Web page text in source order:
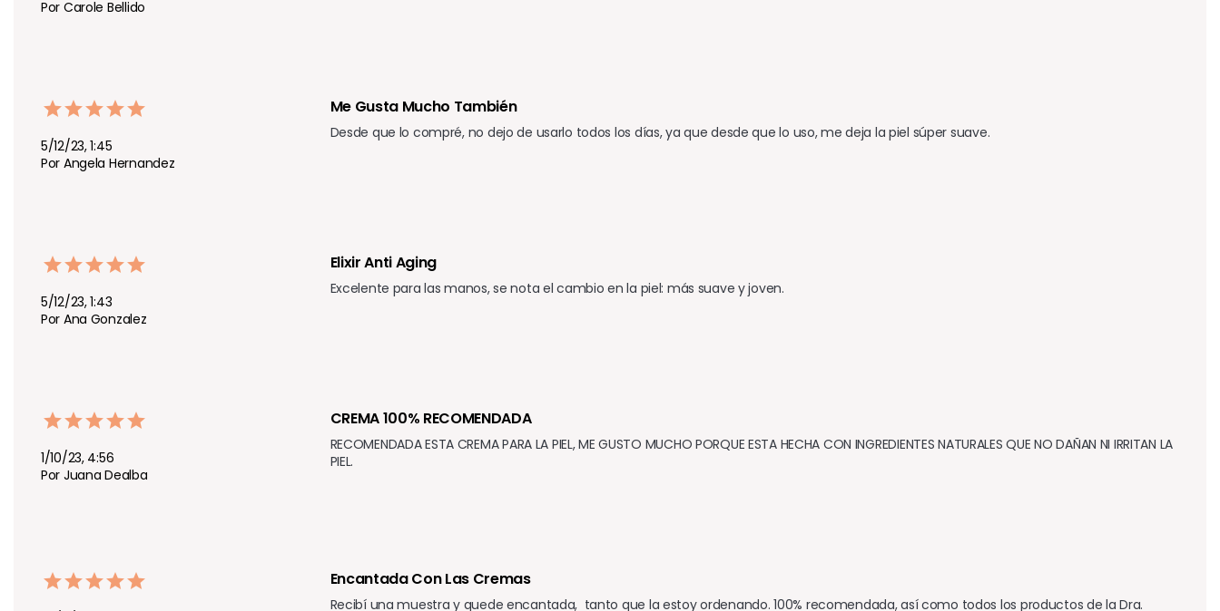
Por Carole Bellido
5/12/23, 1:45
Por Angela Hernandez
Me Gusta Mucho También
Desde que lo compré, no dejo de usarlo todos los días, ya que desde que lo uso, me deja la piel súper suave.
5/12/23, 1:43
Por Ana Gonzalez
Elixir Anti Aging
Excelente para las manos, se nota el cambio en la piel: más suave y joven.
1/10/23, 4:56
Por Juana Dealba
CREMA 100% RECOMENDADA
RECOMENDADA ESTA CREMA PARA LA PIEL, ME GUSTO MUCHO PORQUE ESTA HECHA CON INGREDIENTES NATURALES QUE NO DAÑAN NI IRRITAN LA
PIEL.
Encantada Con Las Cremas
Recibí una muestra y quede encantada,  tanto que la estoy ordenando. 100% recomendada, así como todos los productos de la Dra.